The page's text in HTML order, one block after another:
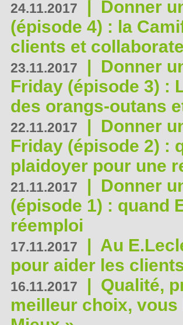
24.11.2017 | Donner
(épisode 4) : la
clients et
23.11.2017 | Donner
Friday (épisode 3) :
des orangs-outans
22.11.2017 | Donner
Friday (épisode 2) :
plaidoyer pour une
21.11.2017 | Donner
(épisode 1) : quand
réemploi
17.11.2017 | Au
pour aider les
16.11.2017 | Qualité,
meilleur choix, vous